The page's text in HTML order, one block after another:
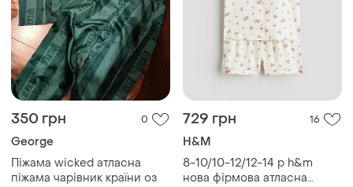
350 грн 0
George
Піжама wicked атласна
піжама чарівник країни оз
729 грн 16
H&M
8-10/10-12/12-14 р h&m
нова фірмова атласна